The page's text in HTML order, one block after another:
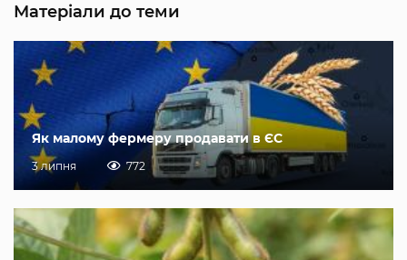
Матеріали до теми
Як малому фермеру продавати в ЄС
3 липня 772